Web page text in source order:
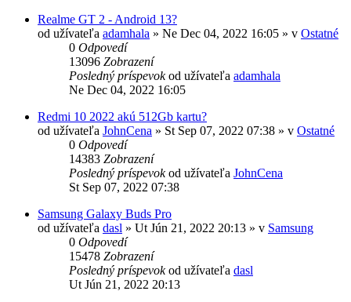
Realme GT 2 - Android 13?
od užívateľa adamhala » Ne Dec 04, 2022 16:05 » v Ostatné
0 Odpovedí
13096 Zobrazení
Posledný príspevokod užívateľa adamhala
Ne Dec 04, 2022 16:05
Redmi 10 2022 akú 512Gb kartu?
od užívateľa JohnCena » St Sep 07, 2022 07:38 » v Ostatné
0 Odpovedí
14383 Zobrazení
Posledný príspevokod užívateľa JohnCena
St Sep 07, 2022 07:38
Samsung Galaxy Buds Pro
od užívateľa dasl » Ut Jún 21, 2022 20:13 » v Samsung
0 Odpovedí
15478 Zobrazení
Posledný príspevokod užívateľa dasl
Ut Jún 21, 2022 20:13